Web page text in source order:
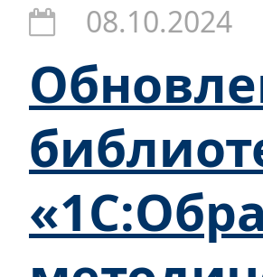
08.10.2024